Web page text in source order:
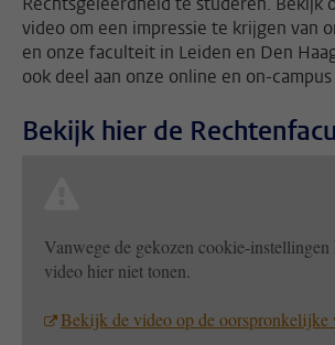
video om een impressie te krijgen van
en onze faculteit in Leiden en Den
ook deel aan onze online en on-
Bekijk hier de
Vanwege de gekozen cookie-instellingen
video hier niet tonen.
Bekijk de video op de oorspronkelijke